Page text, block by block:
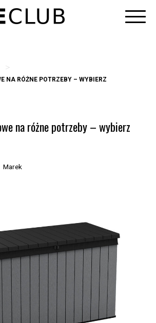
>
NA RÓŻNE POTRZEBY – WYBIERZ
na różne potrzeby – wybierz
Marek